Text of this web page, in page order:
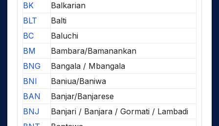
BK
Balkarian
BLT
Balti
BC
Baluchi
BM
Bambara/Bamanankan
BNG
Bangala / Mbangala
BNI
Baniua/Baniwa
BAN
Banjar/Banjarese
BNJ
Banjari / Banjara / Gormati / Lambadi